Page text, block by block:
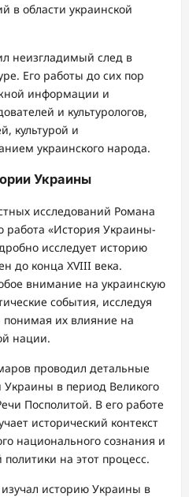
в области украинской
неизгладимый след в
Его работы до сих пор
информации и
и культурологов,
культурой и
украинского народа.
Украины
исследований Романа
работа «История Украины-
исследует историю
до конца XVIII века.
внимание на украинскую
события, исследуя
понимая их влияние на
нации.
проводил детальные
Украины в период Великого
Посполитой. В его работе
исторический контекст
национального сознания и
на этот процесс.
историю Украины в